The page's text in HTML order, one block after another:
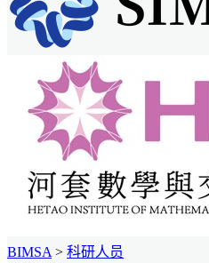
BIMSA > 科研人员